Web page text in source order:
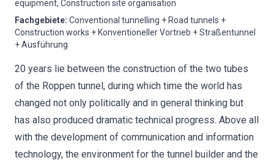
equipment, Construction site organisation
Fachgebiete: Conventional tunnelling + Road tunnels +
Construction works + Konventioneller Vortrieb + Straßentunnel
+ Ausführung
20 years lie between the construction of the two tubes
of the Roppen tunnel, during which time the world has
changed not only politically and in general thinking but
has also produced dramatic technical progress. Above all
with the development of communication and information
technology, the environment for the tunnel builder and the